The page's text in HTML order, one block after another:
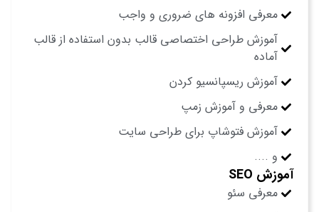
معرفی افزونه های ضروری و واجب
آموزش طراحی اختصاصی قالب بدون استفاده از قالب
آماده
آموزش ریسپانسیو کردن
معرفی و آموزش زمپ
آموزش فتوشاپ برای طراحی سایت
و ....
آموزش SEO
معرفی سئو